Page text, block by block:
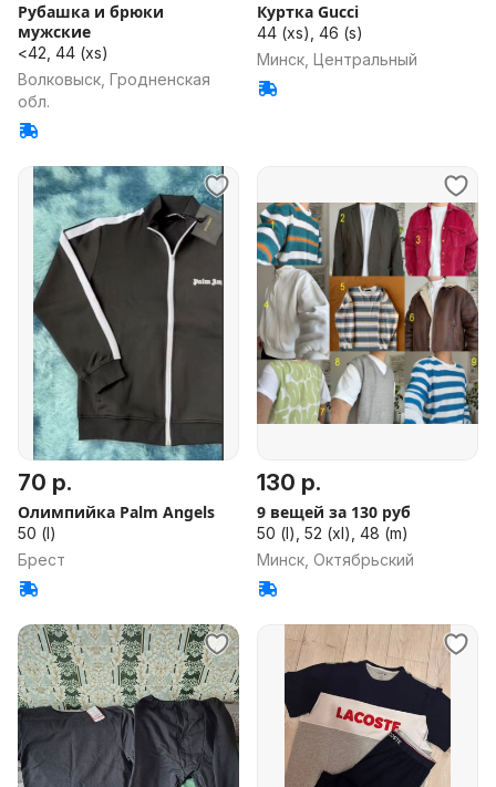
Рубашка и брюки
мужские
<42, 44 (xs)
Волковыск, Гродненская
обл.
Куртка Gucci
44 (xs), 46 (s)
Минск, Центральный
70 р.
Олимпийка Palm Angels
50 (l)
Брест
130 р.
9 вещей за 130 руб
50 (l), 52 (xl), 48 (m)
Минск, Октябрьский